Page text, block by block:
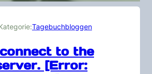
Tagebuchbloggen
to the
[Error: